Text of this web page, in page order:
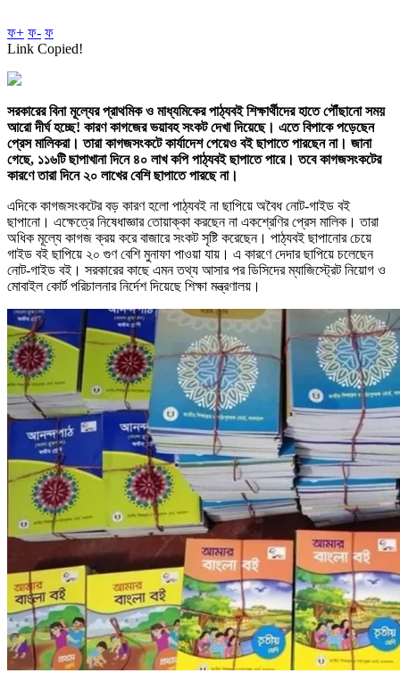
ফ+ ফ- ফ
Link Copied!
সরকারের বিনা মূল্যের প্রাথমিক ও মাধ্যমিকের পাঠ্যবই শিক্ষার্থীদের হাতে পৌঁছানো সময়
আরো দীর্ঘ হচ্ছে! কারণ কাগজের ভয়াবহ সংকট দেখা দিয়েছে। এতে বিপাকে পড়েছেন
প্রেস মালিকরা। তারা কাগজসংকটে কার্যাদেশ পেয়েও বই ছাপাতে পারছেন না। জানা
গেছে, ১১৬টি ছাপাখানা দিনে ৪০ লাখ কপি পাঠ্যবই ছাপাতে পারে। তবে কাগজসংকটের
কারণে তারা দিনে ২০ লাখের বেশি ছাপাতে পারছে না।
এদিকে কাগজসংকটের বড় কারণ হলো পাঠ্যবই না ছাপিয়ে অবৈধ নোট-গাইড বই
ছাপানো। এক্ষেত্রে নিষেধাজ্ঞার তোয়াক্কা করছেন না একশ্রেণির প্রেস মালিক। তারা
অধিক মূল্যে কাগজ ক্রয় করে বাজারে সংকট সৃষ্টি করেছেন। পাঠ্যবই ছাপানোর চেয়ে
গাইড বই ছাপিয়ে ২০ গুণ বেশি মুনাফা পাওয়া যায়। এ কারণে দেদার ছাপিয়ে চলেছেন
নোট-গাইড বই। সরকারের কাছে এমন তথ্য আসার পর ডিসিদের ম্যাজিস্ট্রেট নিয়োগ ও
মোবাইল কোর্ট পরিচালনার নির্দেশ দিয়েছে শিক্ষা মন্ত্রণালয়।